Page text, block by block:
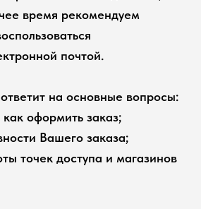
время рекомендуем
почтой.
на основные вопросы:
оформить заказ;
Вашего заказа;
точек доступа и магазинов